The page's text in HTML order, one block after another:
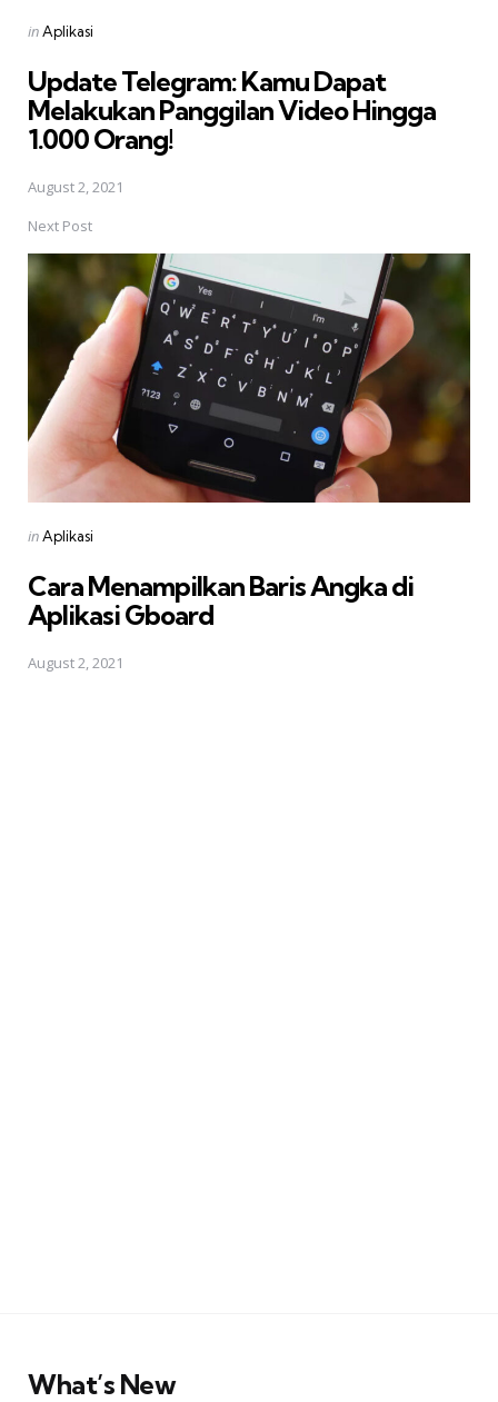
Posted
inAplikasi
Update Telegram: Kamu Dapat
Melakukan Panggilan Video Hingga
1.000 Orang!
August 2, 2021
Next Post
Posted
inAplikasi
Cara Menampilkan Baris Angka di
Aplikasi Gboard
August 2, 2021
What’s New